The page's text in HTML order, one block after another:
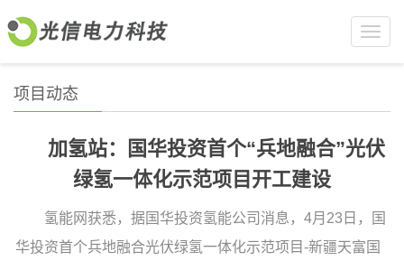
项目动态
加氢站：国华投资首个“兵地融合”光伏
绿氢一体化示范项目开工建设
氢能网获悉，据国华投资氢能公司消息，4月23日，国
华投资首个兵地融合光伏绿氢一体化示范项目-新疆天富国